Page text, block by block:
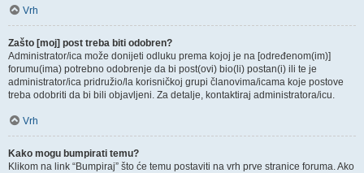
Vrh
Zašto [moj] post treba biti odobren?
Administrator/ica može donijeti odluku prema kojoj je na [određenom(im)]
forumu(ima) potrebno odobrenje da bi post(ovi) bio(li) postan(i) ili te je
administrator/ica pridružio/la korisničkoj grupi članovima/icama koje postove
treba odobriti da bi bili objavljeni. Za detalje, kontaktiraj administratora/icu.
Vrh
Kako mogu bumpirati temu?
Klikom na link “Bumpiraj” što će temu postaviti na vrh prve stranice foruma. Ako